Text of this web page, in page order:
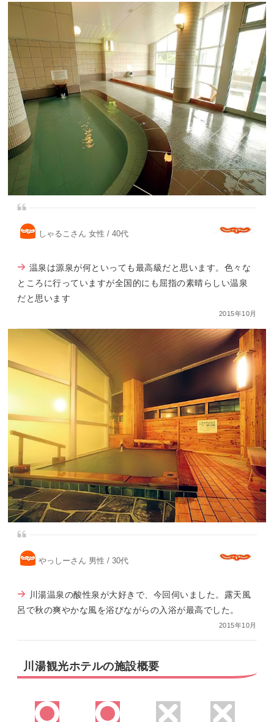
しゃるこさん 女性 / 40代
温泉は源泉が何といっても最高級だと思います。色々な
ところに行っていますが全国的にも屈指の素晴らしい温泉
だと思います
2015年10月
やっしーさん 男性 / 30代
川湯温泉の酸性泉が大好きで、今回伺いました。露天風
呂で秋の爽やかな風を浴びながらの入浴が最高でした。
2015年10月
川湯観光ホテルの施設概要